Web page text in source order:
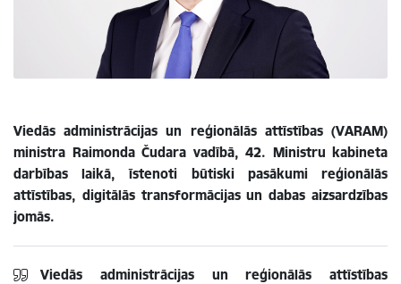
Viedās administrācijas un reģionālās attīstības (VARAM)
ministra Raimonda Čudara vadībā, 42. Ministru kabineta
darbības laikā, īstenoti būtiski pasākumi reģionālās
attīstības, digitālās transformācijas un dabas aizsardzības
jomās.
Viedās administrācijas un reģionālās attīstības